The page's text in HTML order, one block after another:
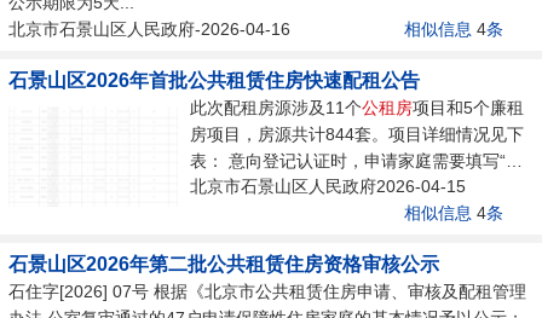
北京市石景山区人民政府-2026-04-16
相似信息 4条
石景山区2026年首批公共租赁住房快速配租公告
此次配租房源涉及11个公租房项目和5个廉租
房项目，房源共计844套。项目详细情况见下
表： 意向登记认证时，申请家庭需要填写“
租房备案编号”。“公租房备案编号”可在北京...
北京市石景山区人民政府2026-04-15
相似信息 4条
石景山区2026年第二批公共租赁住房资格审核公示
石住字[2026] 07号 根据《北京市公共租赁住房申请、审核及配租管理